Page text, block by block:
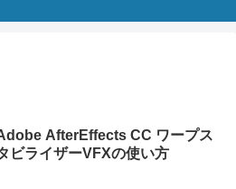
AfterEffects CC ワープス
ビライザーVFXの使い方